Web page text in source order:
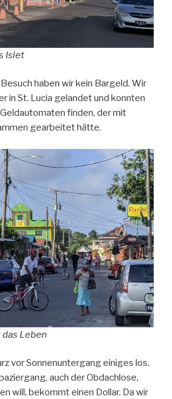
Islet
haben wir kein Bargeld. Wir
in St. Lucia gelandet und konnten
finden, der mit
gearbeitet hätte.
Leben
vor Sonnenuntergang einiges los.
auch der Obdachlose,
will, bekommt einen Dollar. Da wir